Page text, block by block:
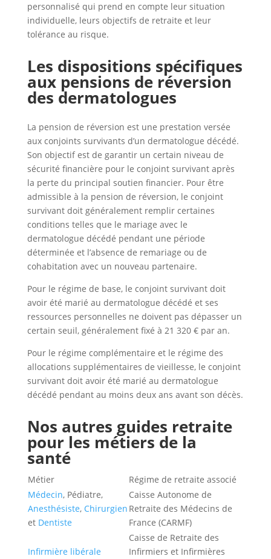
personnalisé qui prend en compte leur situation
individuelle, leurs objectifs de retraite et leur
tolérance au risque.
Les dispositions spécifiques
aux pensions de réversion
des dermatologues
La pension de réversion est une prestation versée
aux conjoints survivants d’un dermatologue décédé.
Son objectif est de garantir un certain niveau de
sécurité financière pour le conjoint survivant après
la perte du principal soutien financier. Pour être
admissible à la pension de réversion, le conjoint
survivant doit généralement remplir certaines
conditions telles que le mariage avec le
dermatologue décédé pendant une période
déterminée et l’absence de remariage ou de
cohabitation avec un nouveau partenaire.
Pour le régime de base, le conjoint survivant doit
avoir été marié au dermatologue décédé et ses
ressources personnelles ne doivent pas dépasser un
certain seuil, généralement fixé à 21 320 € par an.
Pour le régime complémentaire et le régime des
allocations supplémentaires de vieillesse, le conjoint
survivant doit avoir été marié au dermatologue
décédé pendant au moins deux ans avant son décès.
Nos autres guides retraite
pour les métiers de la
santé
Métier
Régime de retraite associé
Médecin, Pédiatre,
Anesthésiste, Chirurgien
et Dentiste
Caisse Autonome de
Retraite des Médecins de
France (CARMF)
Infirmière libérale
Caisse de Retraite des
Infirmiers et Infirmières